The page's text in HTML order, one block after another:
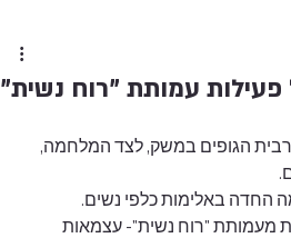
כמו מרבית הגופים במשק, לצד המלחמה,
החדה באלימות כלפי נשים.
מעמותת "רוח נשית"- עצמאות